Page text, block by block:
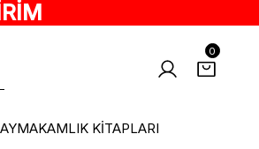
0
KİTAPLARI